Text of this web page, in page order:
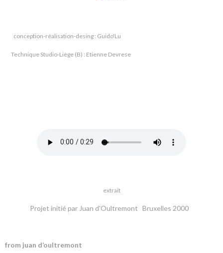
conception-réalisation-desing : Guido'Lu
Technique Studio-Liège (B) : Etienne Devrese
extrait
Projet initié par Juan d'Oultremont Bruxelles 2000
from juan d’oultremont